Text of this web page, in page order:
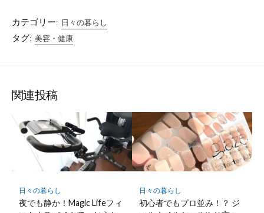
カテゴリー: 日々の暮らし
タグ: 美容・健康
関連投稿
日々の暮らし
夜でも静か！Magic Lifeフィ
日々の暮らし
初心者でもプロ並み！？ ジ